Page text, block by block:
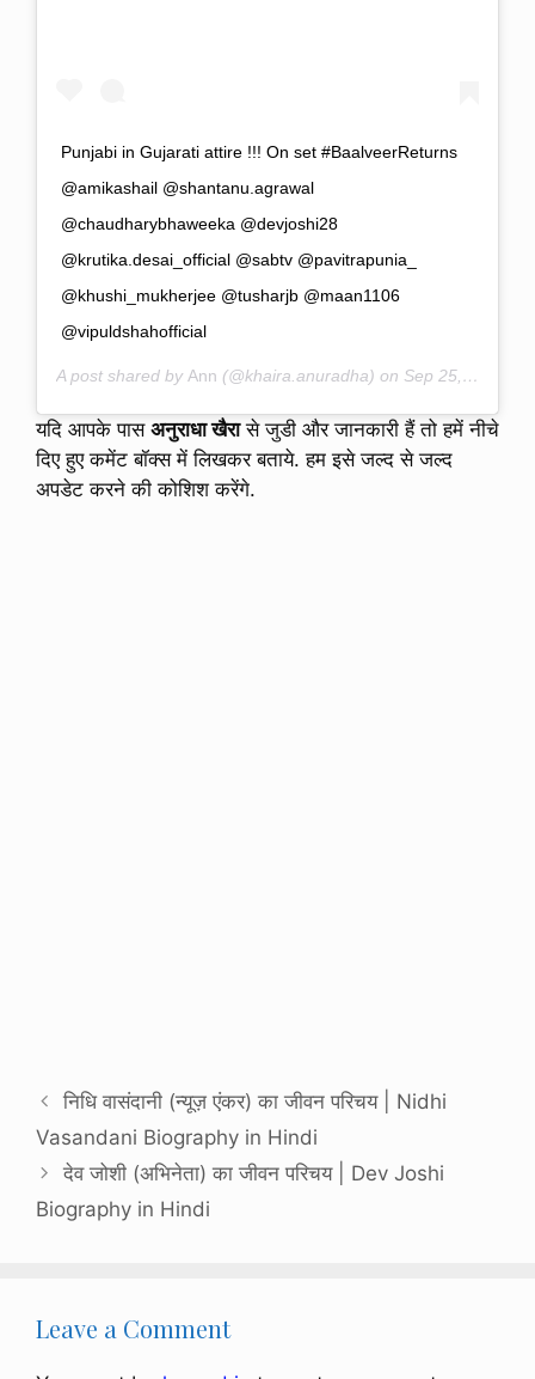
Punjabi in Gujarati attire !!! On set #BaalveerReturns
@amikashail @shantanu.agrawal
@chaudharybhaweeka @devjoshi28
@krutika.desai_official @sabtv @pavitrapunia_
@khushi_mukherjee @tusharjb @maan1106
@vipuldshahofficial
A post shared by Ann (@khaira.anuradha) on Sep 25, 2019 at 5:23am PDT
यदि आपके पास अनुराधा खैरासे जुडी और जानकारी हैं तो हमें नीचे
दिए हुए कमेंट बॉक्स में लिखकर बताये. हम इसे जल्द से जल्द
अपडेट करने की कोशिश करेंगे.
निधि वासंदानी (न्यूज़ एंकर) का जीवन परिचय | Nidhi
Vasandani Biography in Hindi
देव जोशी (अभिनेता) का जीवन परिचय | Dev Joshi
Biography in Hindi
Leave a Comment